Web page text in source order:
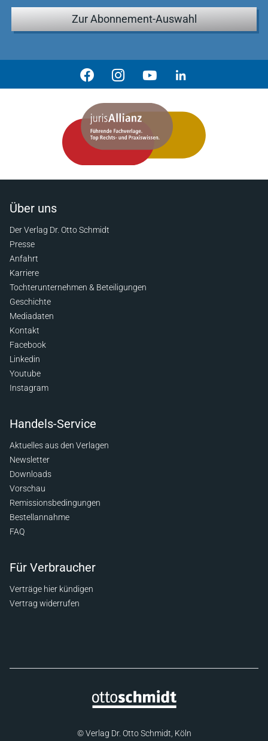
Zur Abonnement-Auswahl
Über uns
Der Verlag Dr. Otto Schmidt
Presse
Anfahrt
Karriere
Tochterunternehmen & Beteiligungen
Geschichte
Mediadaten
Kontakt
Facebook
Linkedin
Youtube
Instagram
Handels-Service
Aktuelles aus den Verlagen
Newsletter
Downloads
Vorschau
Remissionsbedingungen
Bestellannahme
FAQ
Für Verbraucher
Verträge hier kündigen
Vertrag widerrufen
© Verlag Dr. Otto Schmidt, Köln